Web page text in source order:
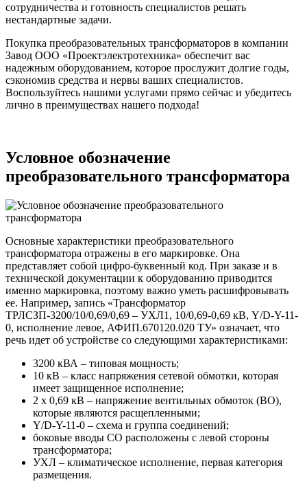
сотрудничества и готовность специалистов решать
нестандартные задачи.
Покупка преобразовательных трансформаторов в компании
Завод ООО «Проектэлектротехника» обеспечит вас
надежным оборудованием, которое прослужит долгие годы,
сэкономив средства и нервы ваших специалистов.
Воспользуйтесь нашими услугами прямо сейчас и убедитесь
лично в преимуществах нашего подхода!
Условное обозначение
преобразовательного трансформатора
Основные характеристики преобразовательного
трансформатора отражены в его маркировке. Она
представляет собой цифро-буквенный код. При заказе и в
технической документации к оборудованию приводится
именно маркировка, поэтому важно уметь расшифровывать
ее. Например, запись «Трансформатор
ТРЛСЗП-3200/10/0,69/0,69 – УХЛ1, 10/0,69-0,69 кВ, Y/D-Y-11-
0, исполнение левое, АФИП.670120.020 ТУ» означает, что
речь идет об устройстве со следующими характеристиками:
3200 кВА – типовая мощность;
10 кВ – класс напряжения сетевой обмотки, которая
имеет защищенное исполнение;
2 х 0,69 кВ – напряжение вентильных обмоток (ВО),
которые являются расщепленными;
Y/D-Y-11-0 – схема и группа соединений;
боковые вводы СО расположены с левой стороны
трансформатора;
УХЛ – климатическое исполнение, первая категория
размещения.